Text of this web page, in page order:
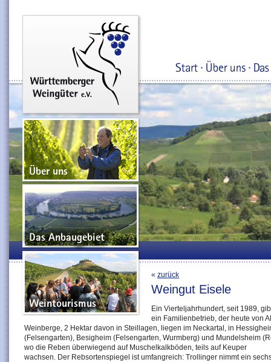
« zurück
Weingut Eisele
Ein Vierteljahrhundert, seit 1989,
ein Familienbetrieb, der heute von
Weinberge, 2 Hektar davon in Steillagen, liegen im Neckartal, in
(Felsengarten), Besigheim (Felsengarten, Wurmberg) und Mundelsheim
wo die Reben überwiegend auf Muschelkalkböden, teils auf Keuper
wachsen. Der Rebsortenspiegel ist umfangreich: Trollinger nimmt ein